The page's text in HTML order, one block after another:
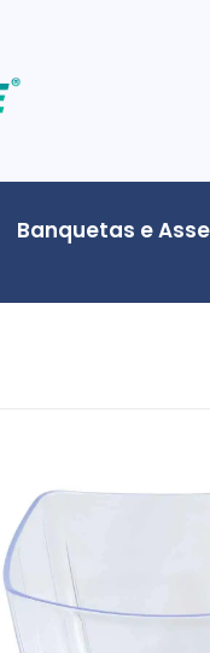
Banquetas e